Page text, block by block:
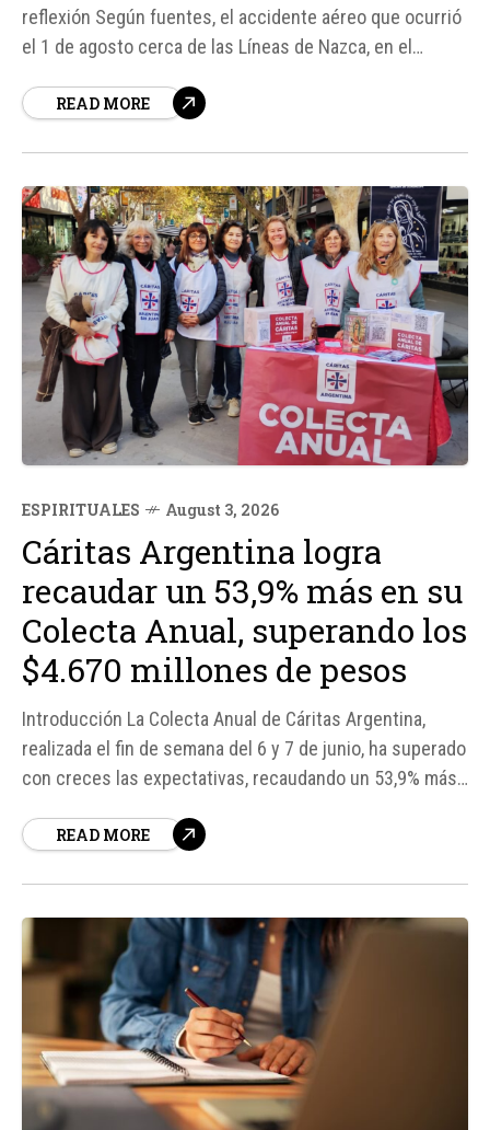
reflexión Según fuentes, el accidente aéreo que ocurrió
el 1 de agosto cerca de las Líneas de Nazca, en el
en la comunidad.
READ MORE
ESPIRITUALES August 3, 2026
Cáritas Argentina logra
recaudar un 53,9% más en su
Colecta Anual, superando los
$4.670 millones de pesos
Introducción La Colecta Anual de Cáritas Argentina,
realizada el fin de semana del 6 y 7 de junio, ha superado
con creces las expectativas, recaudando un 53,9% más
los fondos reunidos en las 67 diócesis del país
READ MORE